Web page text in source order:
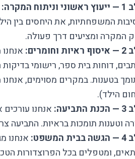
המקרה:
המשפחתיות, את היחסים בין
המקרה ומציעים דרך פעולה.
דוחות בית ספר, רישומי
בטענות. במקרים מסוימים,
הילד).
אנחנו
וטענות תומכות בראיות. התביעה
אנחנו
ומטפלים בכל הפרוצדורות